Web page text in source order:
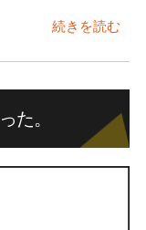
続きを読む
た。